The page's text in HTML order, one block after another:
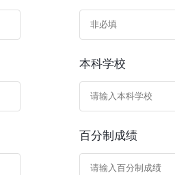
本科学校
百分制成绩